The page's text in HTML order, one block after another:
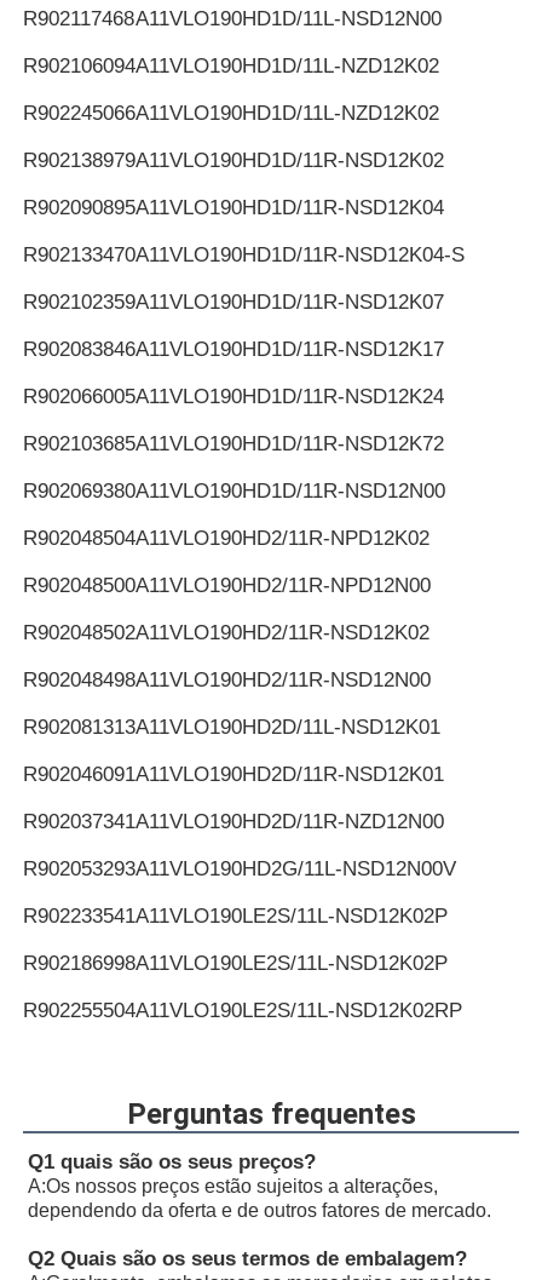
R902117468A11VLO190HD1D/11L-NSD12N00
R902106094A11VLO190HD1D/11L-NZD12K02
R902245066A11VLO190HD1D/11L-NZD12K02
R902138979A11VLO190HD1D/11R-NSD12K02
R902090895A11VLO190HD1D/11R-NSD12K04
R902133470A11VLO190HD1D/11R-NSD12K04-S
R902102359A11VLO190HD1D/11R-NSD12K07
R902083846A11VLO190HD1D/11R-NSD12K17
R902066005A11VLO190HD1D/11R-NSD12K24
R902103685A11VLO190HD1D/11R-NSD12K72
R902069380A11VLO190HD1D/11R-NSD12N00
R902048504A11VLO190HD2/11R-NPD12K02
R902048500A11VLO190HD2/11R-NPD12N00
R902048502A11VLO190HD2/11R-NSD12K02
R902048498A11VLO190HD2/11R-NSD12N00
R902081313A11VLO190HD2D/11L-NSD12K01
R902046091A11VLO190HD2D/11R-NSD12K01
R902037341A11VLO190HD2D/11R-NZD12N00
R902053293A11VLO190HD2G/11L-NSD12N00V
R902233541A11VLO190LE2S/11L-NSD12K02P
R902186998A11VLO190LE2S/11L-NSD12K02P
R902255504A11VLO190LE2S/11L-NSD12K02RP
R902194817A11VLO190LE2S/11L-NSD12K72P
R902255505A11VLO190LE2S/11L-NSD12K72RP
R902154643A11VLO190LE2S/11L-NTD12K02P
R902233884A11VLO190LE2S/11L-NZD12K02H
Perguntas frequentes
Q1 quais são os seus preços?
A:Os nossos preços estão sujeitos a alterações,
dependendo da oferta e de outros fatores de mercado.
Q2 Quais são os seus termos de embalagem?